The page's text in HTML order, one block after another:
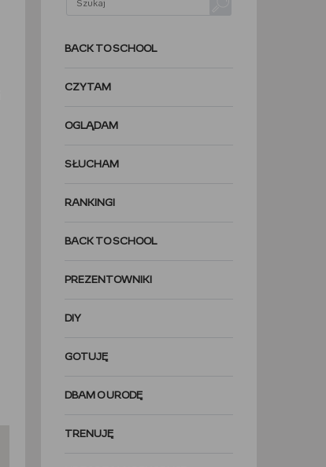
BACK TO SCHOOL
CZYTAM
OGLĄDAM
SŁUCHAM
RANKINGI
BACK TO SCHOOL
PREZENTOWNIKI
DIY
GOTUJĘ
DBAM O URODĘ
TRENUJĘ